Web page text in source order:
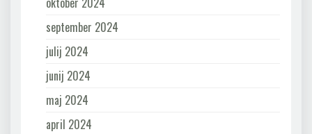
september 2024
julij 2024
junij 2024
maj 2024
april 2024